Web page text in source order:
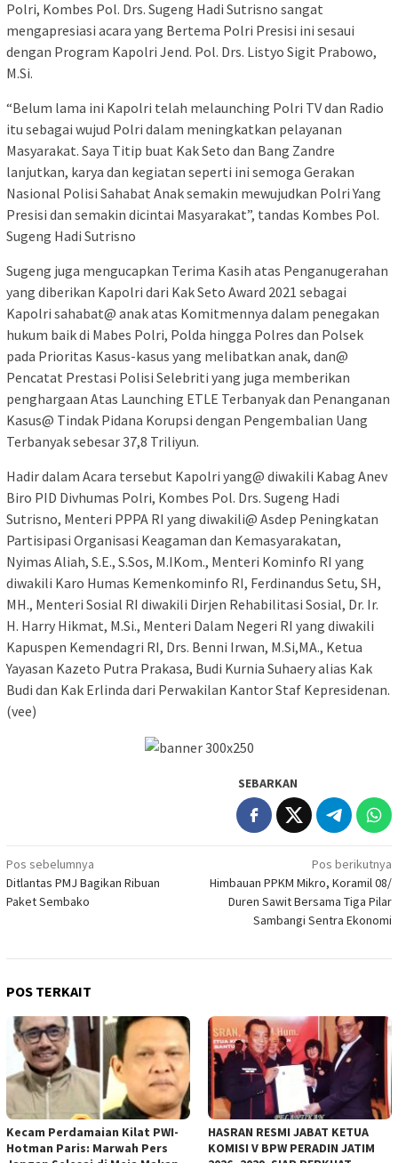
Polri, Kombes Pol. Drs. Sugeng Hadi Sutrisno sangat
mengapresiasi acara yang Bertema Polri Presisi ini sesaui
dengan Program Kapolri Jend. Pol. Drs. Listyo Sigit Prabowo,
M.Si.
“Belum lama ini Kapolri telah melaunching Polri TV dan Radio
itu sebagai wujud Polri dalam meningkatkan pelayanan
Masyarakat. Saya Titip buat Kak Seto dan Bang Zandre
lanjutkan, karya dan kegiatan seperti ini semoga Gerakan
Nasional Polisi Sahabat Anak semakin mewujudkan Polri Yang
Presisi dan semakin dicintai Masyarakat”, tandas Kombes Pol.
Sugeng Hadi Sutrisno
Sugeng juga mengucapkan Terima Kasih atas Penganugerahan
yang diberikan Kapolri dari Kak Seto Award 2021 sebagai
Kapolri sahabat@ anak atas Komitmennya dalam penegakan
hukum baik di Mabes Polri, Polda hingga Polres dan Polsek
pada Prioritas Kasus-kasus yang melibatkan anak, dan@
Pencatat Prestasi Polisi Selebriti yang juga memberikan
penghargaan Atas Launching ETLE Terbanyak dan Penanganan
Kasus@ Tindak Pidana Korupsi dengan Pengembalian Uang
Terbanyak sebesar 37,8 Triliyun.
Hadir dalam Acara tersebut Kapolri yang@ diwakili Kabag Anev
Biro PID Divhumas Polri, Kombes Pol. Drs. Sugeng Hadi
Sutrisno, Menteri PPPA RI yang diwakili@ Asdep Peningkatan
Partisipasi Organisasi Keagaman dan Kemasyarakatan,
Nyimas Aliah, S.E., S.Sos, M.IKom., Menteri Kominfo RI yang
diwakili Karo Humas Kemenkominfo RI, Ferdinandus Setu, SH,
MH., Menteri Sosial RI diwakili Dirjen Rehabilitasi Sosial, Dr. Ir.
H. Harry Hikmat, M.Si., Menteri Dalam Negeri RI yang diwakili
Kapuspen Kemendagri RI, Drs. Benni Irwan, M.Si,MA., Ketua
Yayasan Kazeto Putra Prakasa, Budi Kurnia Suhaery alias Kak
Budi dan Kak Erlinda dari Perwakilan Kantor Staf Kepresidenan.
(vee)
SEBARKAN
Navigasi
pos
Pos sebelumnya
Ditlantas PMJ Bagikan Ribuan
Paket Sembako
Pos berikutnya
Himbauan PPKM Mikro, Koramil 08/
Duren Sawit Bersama Tiga Pilar
Sambangi Sentra Ekonomi
POS TERKAIT
Kecam Perdamaian Kilat PWI-
Hotman Paris: Marwah Pers
HASRAN RESMI JABAT KETUA
KOMISI V BPW PERADIN JATIM